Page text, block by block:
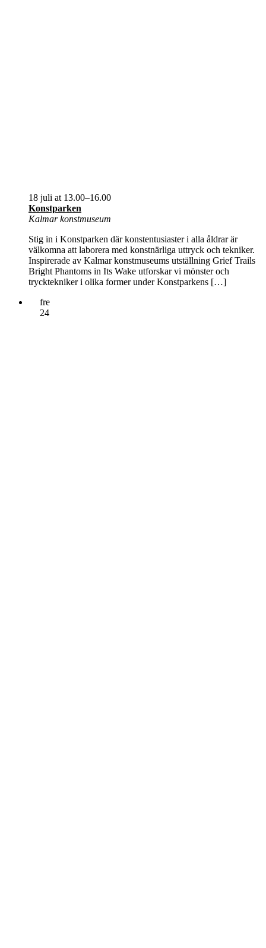
Konstparken
18 juli at 13.00–16.00
Kalmar konstmuseum
Stig in i Konstparken där konstentusiaster i alla åldrar är
välkomna att laborera med konstnärliga uttryck och tekniker.
Inspirerade av Kalmar konstmuseums utställning Grief Trails
Bright Phantoms in Its Wake utforskar vi mönster och
trycktekniker i olika former under Konstparkens […]
fre
24